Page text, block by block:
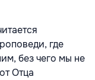
где
без чего мы не
Отца